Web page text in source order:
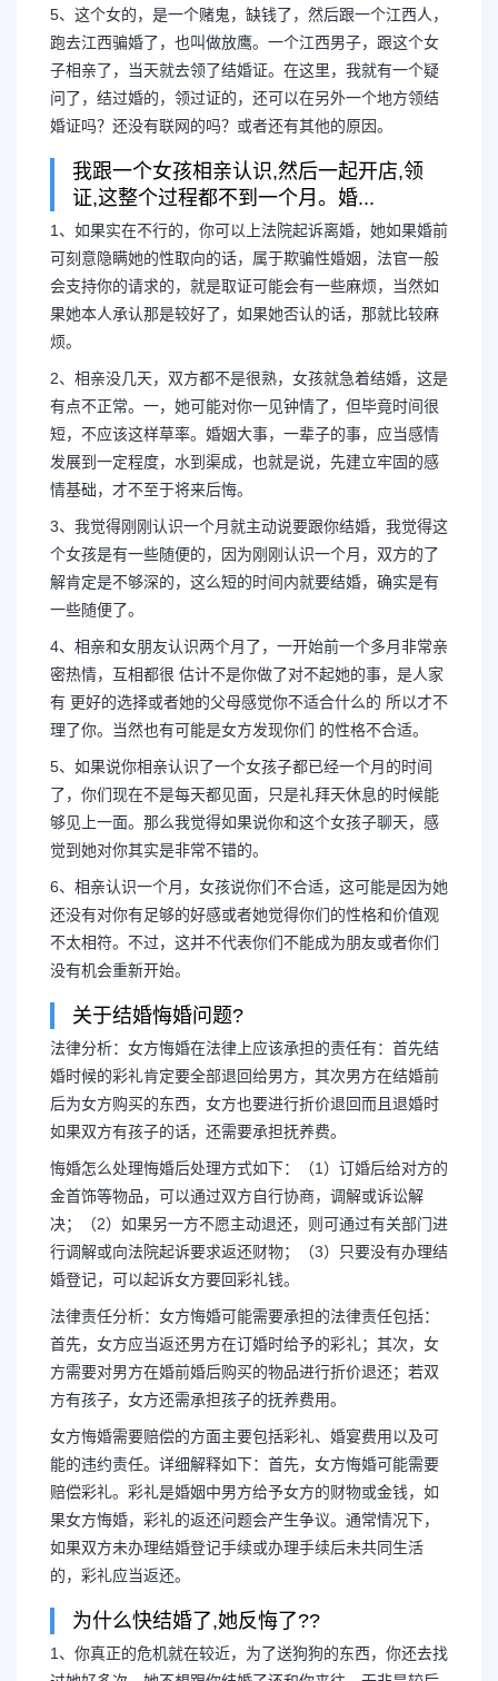
5、这个女的，是一个赌鬼，缺钱了，然后跟一个江西人，
跑去江西骗婚了，也叫做放鹰。一个江西男子，跟这个女
子相亲了，当天就去领了结婚证。在这里，我就有一个疑
问了，结过婚的，领过证的，还可以在另外一个地方领结
婚证吗？还没有联网的吗？或者还有其他的原因。
我跟一个女孩相亲认识,然后一起开店,领
证,这整个过程都不到一个月。婚...
1、如果实在不行的，你可以上法院起诉离婚，她如果婚前
可刻意隐瞒她的性取向的话，属于欺骗性婚姻，法官一般
会支持你的请求的，就是取证可能会有一些麻烦，当然如
果她本人承认那是较好了，如果她否认的话，那就比较麻
烦。
2、相亲没几天，双方都不是很熟，女孩就急着结婚，这是
有点不正常。一，她可能对你一见钟情了，但毕竟时间很
短，不应该这样草率。婚姻大事，一辈子的事，应当感情
发展到一定程度，水到渠成，也就是说，先建立牢固的感
情基础，才不至于将来后悔。
3、我觉得刚刚认识一个月就主动说要跟你结婚，我觉得这
个女孩是有一些随便的，因为刚刚认识一个月，双方的了
解肯定是不够深的，这么短的时间内就要结婚，确实是有
一些随便了。
4、相亲和女朋友认识两个月了，一开始前一个多月非常亲
密热情，互相都很 估计不是你做了对不起她的事，是人家
有 更好的选择或者她的父母感觉你不适合什么的 所以才不
理了你。当然也有可能是女方发现你们 的性格不合适。
5、如果说你相亲认识了一个女孩子都已经一个月的时间
了，你们现在不是每天都见面，只是礼拜天休息的时候能
够见上一面。那么我觉得如果说你和这个女孩子聊天，感
觉到她对你其实是非常不错的。
6、相亲认识一个月，女孩说你们不合适，这可能是因为她
还没有对你有足够的好感或者她觉得你们的性格和价值观
不太相符。不过，这并不代表你们不能成为朋友或者你们
没有机会重新开始。
关于结婚悔婚问题?
法律分析：女方悔婚在法律上应该承担的责任有：首先结
婚时候的彩礼肯定要全部退回给男方，其次男方在结婚前
后为女方购买的东西，女方也要进行折价退回而且退婚时
如果双方有孩子的话，还需要承担抚养费。
悔婚怎么处理悔婚后处理方式如下：（1）订婚后给对方的
金首饰等物品，可以通过双方自行协商，调解或诉讼解
决；（2）如果另一方不愿主动退还，则可通过有关部门进
行调解或向法院起诉要求返还财物；（3）只要没有办理结
婚登记，可以起诉女方要回彩礼钱。
法律责任分析：女方悔婚可能需要承担的法律责任包括：
首先，女方应当返还男方在订婚时给予的彩礼；其次，女
方需要对男方在婚前婚后购买的物品进行折价退还；若双
方有孩子，女方还需承担孩子的抚养费用。
女方悔婚需要赔偿的方面主要包括彩礼、婚宴费用以及可
能的违约责任。详细解释如下：首先，女方悔婚可能需要
赔偿彩礼。彩礼是婚姻中男方给予女方的财物或金钱，如
果女方悔婚，彩礼的返还问题会产生争议。通常情况下，
如果双方未办理结婚登记手续或办理手续后未共同生活
的，彩礼应当返还。
为什么快结婚了,她反悔了??
1、你真正的危机就在较近，为了送狗狗的东西，你还去找